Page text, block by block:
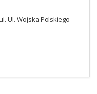
Ul. Wojska Polskiego